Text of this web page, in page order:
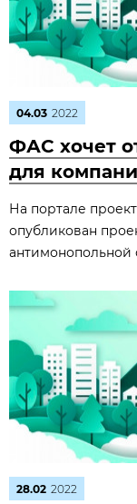
04.03 2022
ФАС хочет
для
На портале
опубликован
28.02 2022